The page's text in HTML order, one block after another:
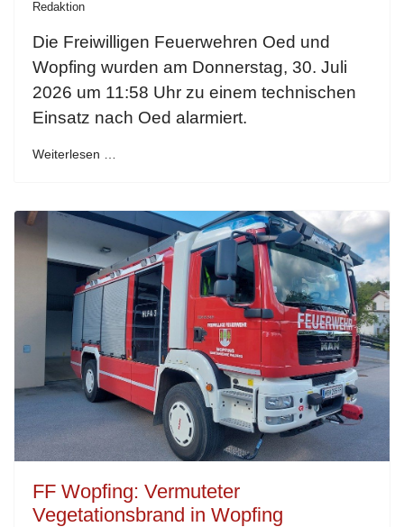
Redaktion
Die Freiwilligen Feuerwehren Oed und
Wopfing wurden am Donnerstag, 30. Juli
2026 um 11:58 Uhr zu einem technischen
Einsatz nach Oed alarmiert.
Weiterlesen …
FF Wopfing: Vermuteter
Vegetationsbrand in Wopfing